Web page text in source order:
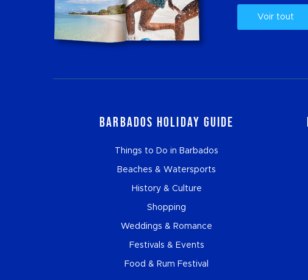
Voir tout
Barbados Holiday Guide
Things to Do in Barbados
Beaches & Watersports
History & Culture
Shopping
Weddings & Romance
Festivals & Events
Food & Rum Festival